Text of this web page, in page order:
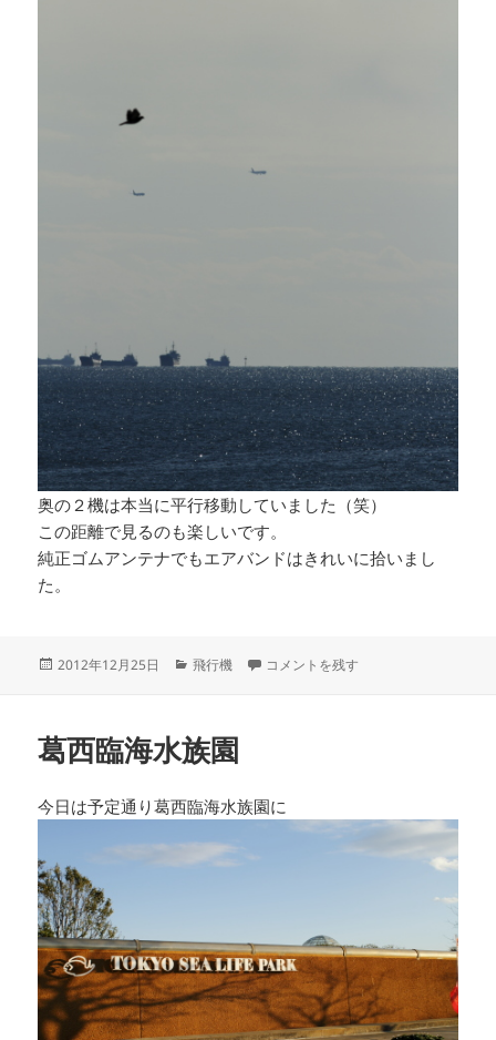
奥の２機は本当に平行移動していました（笑）
この距離で見るのも楽しいです。
純正ゴムアンテナでもエアバンドはきれいに拾いまし
た。
投
2012年12月25日
カ
ー
飛行機 平行着陸 に
コメントを残す
葛西臨海水族園
今日は予定通り葛西臨海水族園に